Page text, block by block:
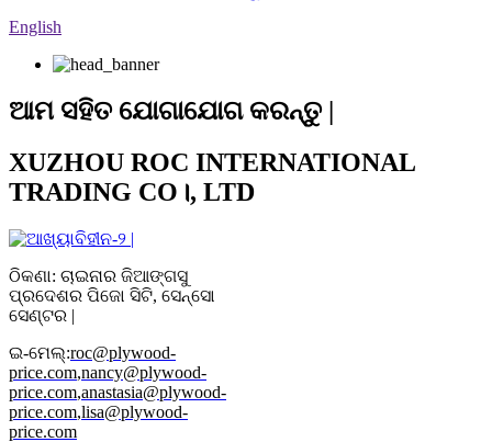
English
ଆମ ସହିତ ଯୋଗାଯୋଗ କରନ୍ତୁ |
XUZHOU ROC INTERNATIONAL
TRADING CO।, LTD
ଠିକଣା: ଚାଇନାର ଜିଆଙ୍ଗସୁ
ପ୍ରଦେଶର ପିଜୋ ସିଟି, ସେନ୍ସୋ
ସେଣ୍ଟର |
ଇ-ମେଲ୍:roc@plywood-
price.com,nancy@plywood-
price.com,anastasia@plywood-
price.com,lisa@plywood-
price.com